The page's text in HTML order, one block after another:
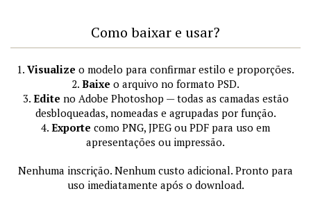
Como baixar e usar?
1. Visualize o modelo para confirmar estilo e proporções.
2. Baixe o arquivo no formato PSD.
3. Edite no Adobe Photoshop — todas as camadas estão
desbloqueadas, nomeadas e agrupadas por função.
4. Exporte como PNG, JPEG ou PDF para uso em
apresentações ou impressão.
Nenhuma inscrição. Nenhum custo adicional. Pronto para
uso imediatamente após o download.